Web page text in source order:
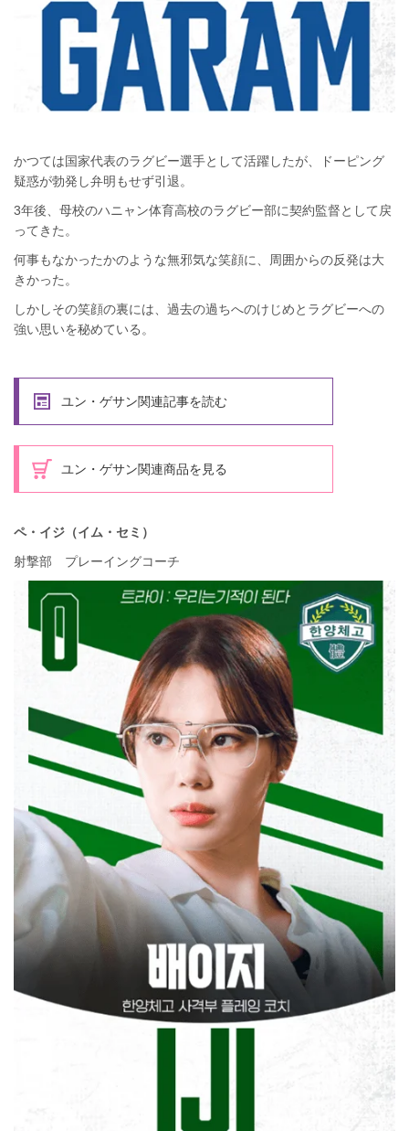
かつては国家代表のラグビー選手として活躍したが、ドーピング
疑惑が勃発し弁明もせず引退。
3年後、母校のハニャン体育高校のラグビー部に契約監督として戻
ってきた。
何事もなかったかのような無邪気な笑顔に、周囲からの反発は大
きかった。
しかしその笑顔の裏には、過去の過ちへのけじめとラグビーへの
強い思いを秘めている。
ユン・ゲサン関連記事を読む
ユン・ゲサン関連商品を見る
ペ・イジ（イム・セミ）
射撃部 プレーイングコーチ